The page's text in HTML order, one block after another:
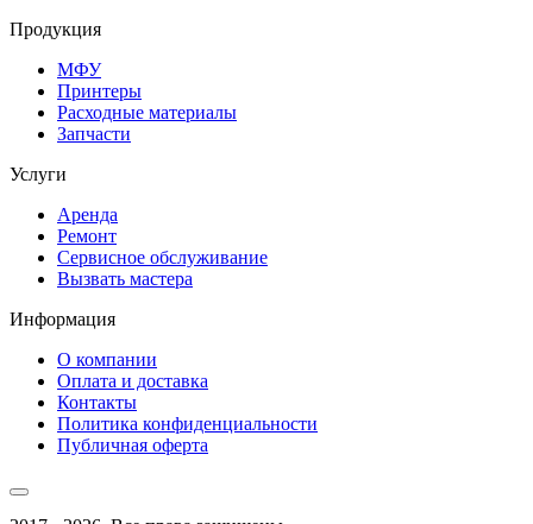
Продукция
МФУ
Принтеры
Расходные материалы
Запчасти
Услуги
Аренда
Ремонт
Сервисное обслуживание
Вызвать мастера
Информация
О компании
Оплата и доставка
Контакты
Политика конфиденциальности
Публичная оферта